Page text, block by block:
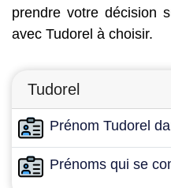
prendre votre décision
avec Tudorel à choisir.
Tudorel
Prénom Tudorel
Prénoms qui se